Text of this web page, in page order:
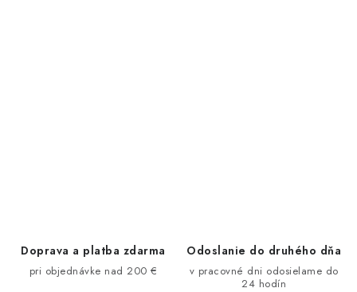
Doprava a platba zdarma
pri objednávke nad 200 €
Odoslanie do druhého dňa
v pracovné dni odosielame do
24 hodín